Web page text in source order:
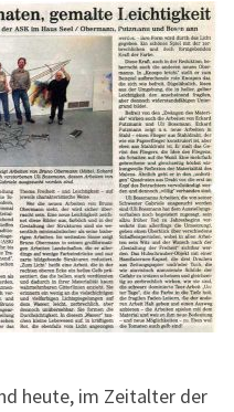
heute, im Zeitalter der